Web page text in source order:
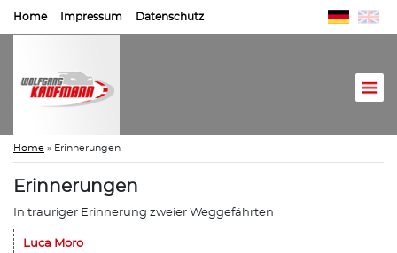
Home Impressum Datenschutz
Home » Erinnerungen
Erinnerungen
In trauriger Erinnerung zweier Weggefährten
Luca Moro